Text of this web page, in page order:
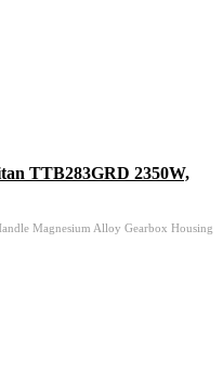
TTB283GRD 2350W,
Magnesium Alloy Gearbox Housing